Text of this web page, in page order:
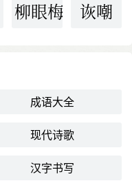
柳眼梅腮 诙嘲
成语大全
现代诗歌
汉字书写